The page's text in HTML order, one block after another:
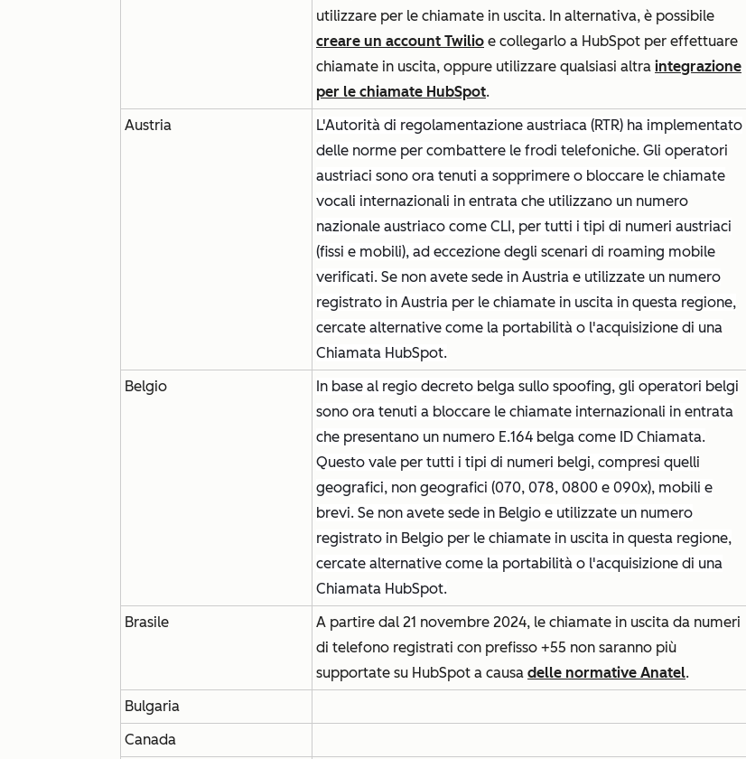
utilizzare per le chiamate in uscita. In alternativa, è possibile
creare un account Twilio e collegarlo a HubSpot per effettuare
chiamate in uscita, oppure utilizzare qualsiasi altra integrazione
per le chiamate HubSpot.
Austria
L'Autorità di regolamentazione austriaca (RTR) ha implementato
delle norme per combattere le frodi telefoniche. Gli operatori
austriaci sono ora tenuti a sopprimere o bloccare le chiamate
vocali internazionali in entrata che utilizzano un numero
nazionale austriaco come CLI, per tutti i tipi di numeri austriaci
(fissi e mobili), ad eccezione degli scenari di roaming mobile
verificati. Se non avete sede in Austria e utilizzate un numero
registrato in Austria per le chiamate in uscita in questa regione,
cercate alternative come la portabilità o l'acquisizione di una
Chiamata HubSpot.
Belgio
In base al regio decreto belga sullo spoofing, gli operatori belgi
sono ora tenuti a bloccare le chiamate internazionali in entrata
che presentano un numero E.164 belga come ID Chiamata.
Questo vale per tutti i tipi di numeri belgi, compresi quelli
geografici, non geografici (070, 078, 0800 e 090x), mobili e
brevi. Se non avete sede in Belgio e utilizzate un numero
registrato in Belgio per le chiamate in uscita in questa regione,
cercate alternative come la portabilità o l'acquisizione di una
Chiamata HubSpot.
Brasile
A partire dal 21 novembre 2024, le chiamate in uscita da numeri
di telefono registrati con prefisso +55 non saranno più
supportate su HubSpot a causa delle normative Anatel.
Bulgaria
Canada